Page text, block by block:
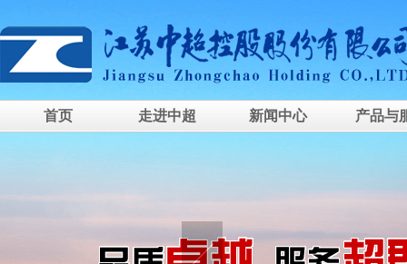
首页 走进中超 新闻中心 产品与